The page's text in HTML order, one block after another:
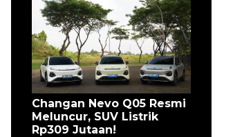
Changan Nevo Q05 Resmi
Meluncur, SUV Listrik
Rp309 Jutaan!